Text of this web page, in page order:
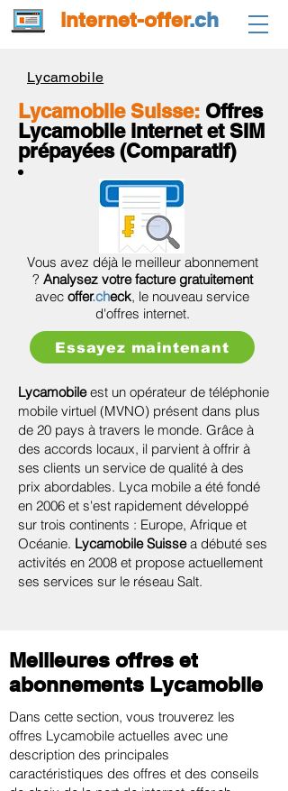
internet-offer.ch
Lycamobile
Lycamobile Suisse: Offres
Lycamobile internet et SIM
prépayées (Comparatif)
Vous avez déjà le meilleur abonnement
? Analysez votre facture gratuitement
avec offer.check, le nouveau service
d'offres internet.
Essayez maintenant
Lycamobileest un opérateur de téléphonie
mobile virtuel (MVNO) présent dans plus
de 20 pays à travers le monde. Grâce à
des accords locaux, il parvient à offrir à
ses clients un service de qualité à des
prix abordables. Lyca mobile a été fondé
en 2006 et s'est rapidement développé
sur trois continents : Europe, Afrique et
Océanie. Lycamobile Suissea débuté ses
activités en 2008 et propose actuellement
ses services sur le réseau Salt.
Meilleures offres et
abonnements Lycamobile
Dans cette section, vous trouverez les
offres Lycamobile actuelles avec une
description des principales
caractéristiques des offres et des conseils